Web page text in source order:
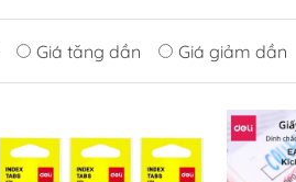
Giá tăng dần Giá giảm dần